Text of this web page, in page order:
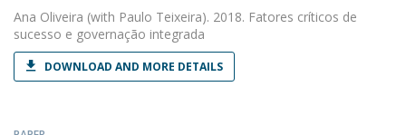
Ana Oliveira (with Paulo Teixeira). 2018. Fatores críticos de
sucesso e governação integrada
DOWNLOAD AND MORE DETAILS